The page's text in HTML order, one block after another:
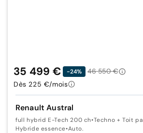
Renault Austral
full hybrid E-Tech 200 ch•Techno + Toit
Hybride essence•Auto.
35 499 € -24%
46 550 €
Dès 225 €/mois